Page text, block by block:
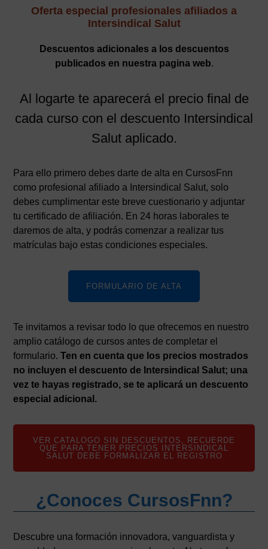
Oferta especial profesionales afiliados a
Intersindical Salut
Descuentos adicionales a los descuentos
publicados en nuestra pagina web.
Al logarte te aparecerá el precio final de
cada curso con el descuento Intersindical
Salut aplicado.
Para ello primero debes darte de alta en CursosFnn
como profesional afiliado a Intersindical Salut, solo
debes cumplimentar este breve cuestionario y adjuntar
tu certificado de afiliación. En 24 horas laborales te
daremos de alta, y podrás comenzar a realizar tus
matrículas bajo estas condiciones especiales.
FORMULARIO DE ALTA
Te invitamos a revisar todo lo que ofrecemos en nuestro
amplio catálogo de cursos antes de completar el
formulario.Ten en cuenta que los precios mostrados
no incluyen el descuento de Intersindical Salut; una
vez te hayas registrado, se te aplicará un descuento
especial adicional.
VER CATALOGO SIN DESCUENTOS, RECUERDE
QUE PARA TENER PRECIOS INTERSINDICAL
SALUT DEBE FORMALIZAR EL REGISTRO
¿Conoces CursosFnn?
Descubre una formación innovadora, vanguardista y